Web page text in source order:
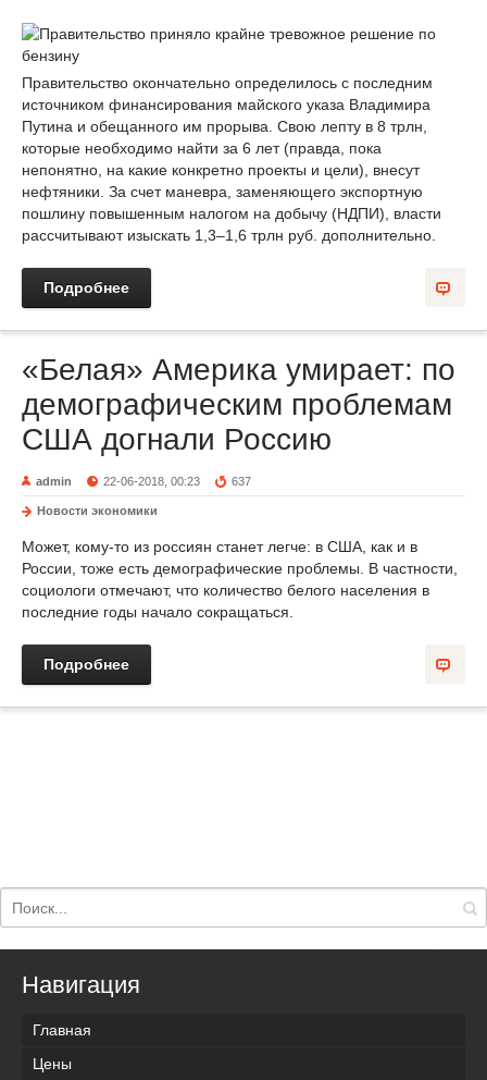
Правительство окончательно определилось с последним
источником финансирования майского указа Владимира
Путина и обещанного им прорыва. Свою лепту в 8 трлн,
которые необходимо найти за 6 лет (правда, пока
непонятно, на какие конкретно проекты и цели), внесут
нефтяники. За счет маневра, заменяющего экспортную
пошлину повышенным налогом на добычу (НДПИ), власти
рассчитывают изыскать 1,3–1,6 трлн руб. дополнительно.
Подробнее
«Белая» Америка умирает: по
демографическим проблемам
США догнали Россию
admin 22-06-2018, 00:23 637
Новости экономики
Может, кому-то из россиян станет легче: в США, как и в
России, тоже есть демографические проблемы. В частности,
социологи отмечают, что количество белого населения в
последние годы начало сокращаться.
Подробнее
Навигация
Главная
Цены